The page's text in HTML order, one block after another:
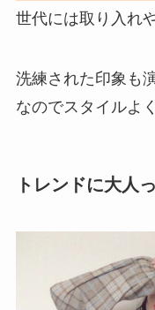
世代には取り入れ
洗練された印象も
なのでスタイルよ
トレンドに大人